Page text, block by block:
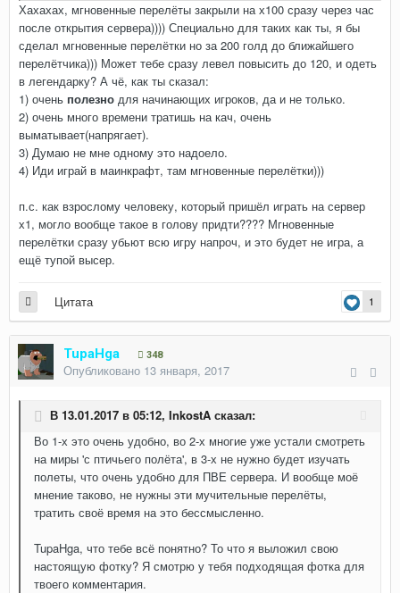
Хахахах, мгновенные перелёты закрыли на х100 сразу через час
после открытия сервера)))) Специально для таких как ты, я бы
сделал мгновенные перелётки но за 200 голд до ближайшего
перелётчика))) Может тебе сразу левел повысить до 120, и одеть
в легендарку? А чё, как ты сказал:
1) очень полезно для начинающих игроков, да и не только.
2) очень много времени тратишь на кач, очень
выматывает(напрягает).
3) Думаю не мне одному это надоело.
4) Иди играй в маинкрафт, там мгновенные перелётки)))
п.с. как взрослому человеку, который пришёл играть на сервер
х1, могло вообще такое в голову придти???? Мгновенные
перелётки сразу убьют всю игру напроч, и это будет не игра, а
ещё тупой высер.
1
Цитата
TupaHga 348
Опубликовано 13 января, 2017
В 13.01.2017 в 05:12, InkostA сказал:
Во 1-х это очень удобно, во 2-х многие уже устали смотреть
на миры 'с птичьего полёта', в 3-х не нужно будет изучать
полеты, что очень удобно для ПВЕ сервера. И вообще моё
мнение таково, не нужны эти мучительные перелёты,
тратить своё время на это бессмысленно.
TupaHga, что тебе всё понятно? То что я выложил свою
настоящую фотку? Я смотрю у тебя подходящая фотка для
твоего комментария.